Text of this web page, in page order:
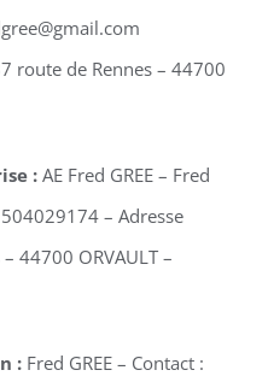
route de Rennes – 44700
: AE Fred GREE – Fred
504029174– Adresse
44700 ORVAULT –
: Fred GREE– Contact :